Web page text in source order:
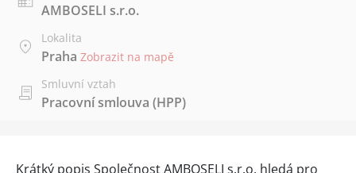
AMBOSELI s.r.o.
Lokalita
Praha Zobrazit na mapě
Smluvní vztah
Pracovní smlouva (HPP)
Krátký popis Společnost AMBOSELI s.r.o. hledá pro